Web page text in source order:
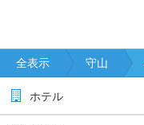
全表示 守山
ホテル